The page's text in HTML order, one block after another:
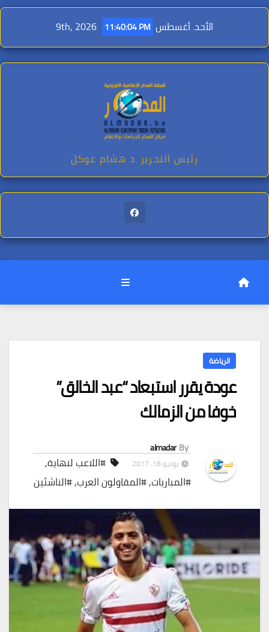
Skip
content
الأحد. أغسطس 9th, 2026 11:40:06 PM
رئيس التحرير .د هشام عوكل
الرياضة
عودة يقرر استبعاد “عبد الخالق”
خوفا من الزمالك
By
almadar
يونيو 18, 2017 #اللاعب لنهاية,
#المباريات,#المقاولون العرب,#الناشئين